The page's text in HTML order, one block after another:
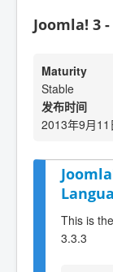
Joomla! 3
Maturity
Stable
发布时间
2013年9月
This is
3.3.3